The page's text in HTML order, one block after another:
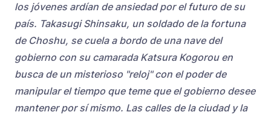
los jóvenes ardían de ansiedad por el futuro de su
país. Takasugi Shinsaku, un soldado de la fortuna
de Choshu, se cuela a bordo de una nave del
gobierno con su camarada Katsura Kogorou en
busca de un misterioso "reloj" con el poder de
manipular el tiempo que teme que el gobierno desee
mantener por sí mismo. Las calles de la ciudad y la